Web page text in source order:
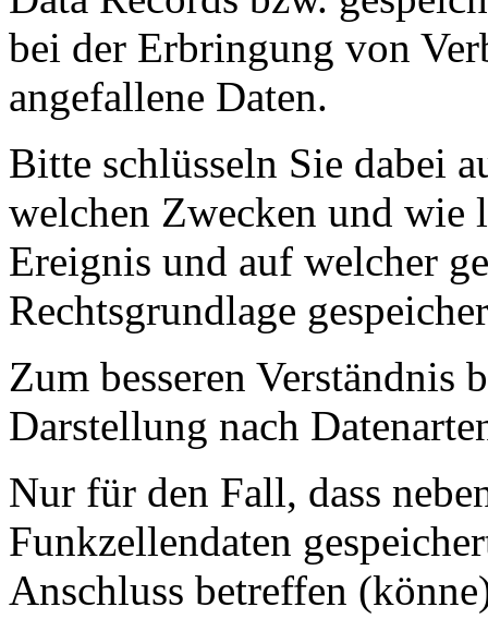
bei der Erbringung von
angefallene Daten.
Bitte schlüsseln Sie dabei
welchen Zwecken und wie
Ereignis und auf welcher
Rechtsgrundlage
Zum besseren Verständnis
Darstellung nach
Nur für den Fall, dass
Funkzellendaten
Anschluss betreffen